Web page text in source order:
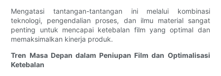
Mengatasi tantangan-tantangan ini melalui kombinasi
teknologi, pengendalian proses, dan ilmu material sangat
penting untuk mencapai ketebalan film yang optimal dan
memaksimalkan kinerja produk.
Tren Masa Depan dalam Peniupan Film dan Optimalisasi
Ketebalan